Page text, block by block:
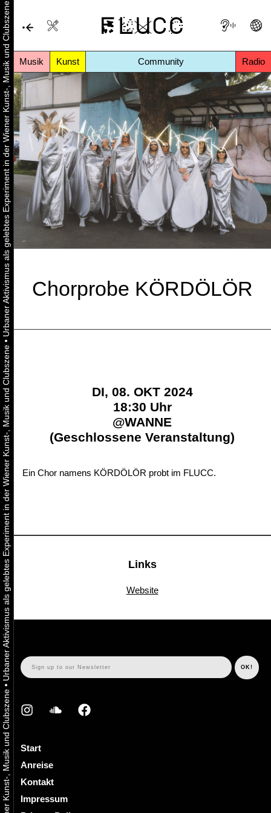
Musik Kunst Community Radio
•
Urbaner Aktivismus als gelebtes Experiment in der Wiener Kunst-, Musik und Clubszene
•
Urbaner Aktivismus als gelebtes Experiment in der Wiener Kunst-, Musik und Clubszene Chorprobe KÖRDÖLÖR
DI, 08. OKT 2024
18:30 Uhr
@WANNE
(Geschlossene Veranstaltung)
Ein Chor namens KÖRDÖLÖR probt im FLUCC.
Links
Website
Start
Anreise
Kontakt
Impressum